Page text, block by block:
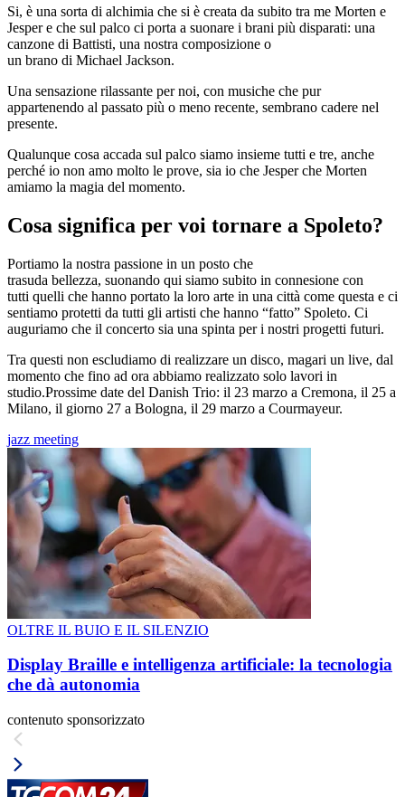
Si, è una sorta di alchimia che si è creata da subito tra me Morten e
Jesper e che sul palco ci porta a suonare i brani più disparati: una
canzone di Battisti, una nostra composizione o
un brano di Michael Jackson.
Una sensazione rilassante per noi, con musiche che pur
appartenendo al passato più o meno recente, sembrano cadere nel
presente.
Qualunque cosa accada sul palco siamo insieme tutti e tre, anche
perché io non amo molto le prove, sia io che Jesper che Morten
amiamo la magia del momento.
Cosa significa per voi tornare a Spoleto?
Portiamo la nostra passione in un posto che
trasuda bellezza, suonando qui siamo subito in connesione con
tutti quelli che hanno portato la loro arte in una città come questa e ci
sentiamo protetti da tutti gli artisti che hanno “fatto” Spoleto. Ci
auguriamo che il concerto sia una spinta per i nostri progetti futuri.
Tra questi non escludiamo di realizzare un disco, magari un live, dal
momento che fino ad ora abbiamo realizzato solo lavori in
studio.Prossime date del Danish Trio: il 23 marzo a Cremona, il 25 a
Milano, il giorno 27 a Bologna, il 29 marzo a Courmayeur.
jazz meeting
OLTRE IL BUIO E IL SILENZIO
Display Braille e intelligenza artificiale: la tecnologia
che dà autonomia
contenuto sponsorizzato